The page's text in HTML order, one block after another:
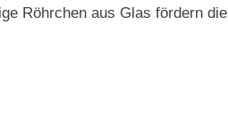
Röhrchen aus Glas fördern die